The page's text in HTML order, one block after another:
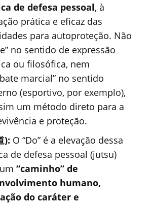
de defesa pessoal, à
prática e eficaz das
para autoproteção. Não
no sentido de expressão
ou filosófica, nem
marcial” no sentido
(esportivo, por exemplo),
um método direto para a
e proteção.
): O “Do” é a elevação dessa
de defesa pessoal (jutsu)
“caminho” de
humano,
do caráter e